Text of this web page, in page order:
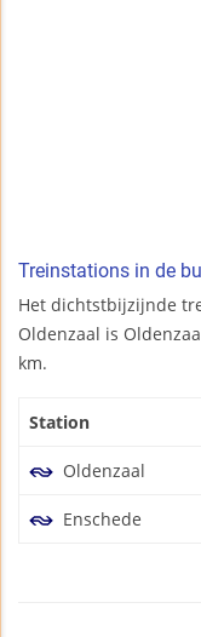
Treinstations in de
Het dichtstbijzijnde
Oldenzaal is
km.
Station
Oldenzaal
Enschede